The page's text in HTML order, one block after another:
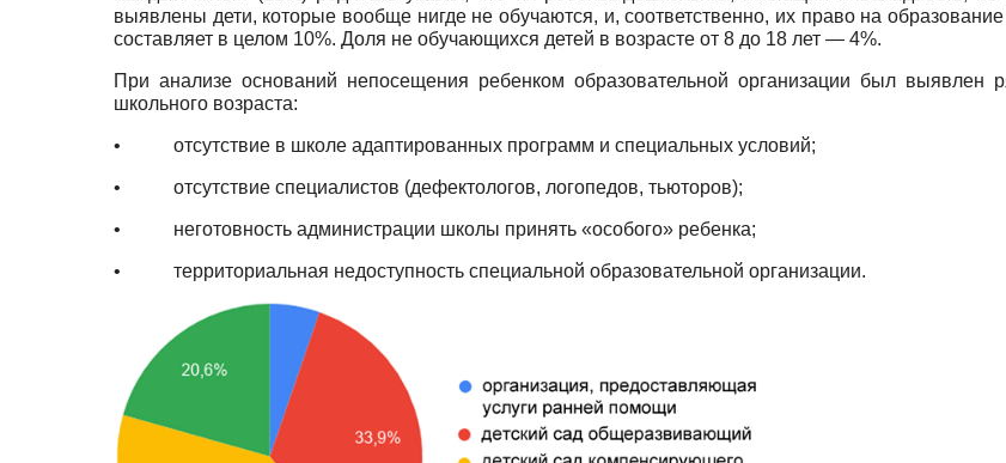
выявлены дети, которые вообще нигде не обучаются, и, соответственно, их право на
составляет в целом 10%. Доля не обучающихся детей в возрасте от 8 до 18 лет — 4%.
При анализе оснований непосещения ребенком образовательной организации был выявлен
школьного возраста:
• отсутствие в школе адаптированных программ и специальных условий;
• отсутствие специалистов (дефектологов, логопедов, тьюторов);
• неготовность администрации школы принять «особого» ребенка;
• территориальная недоступность специальной образовательной организации.